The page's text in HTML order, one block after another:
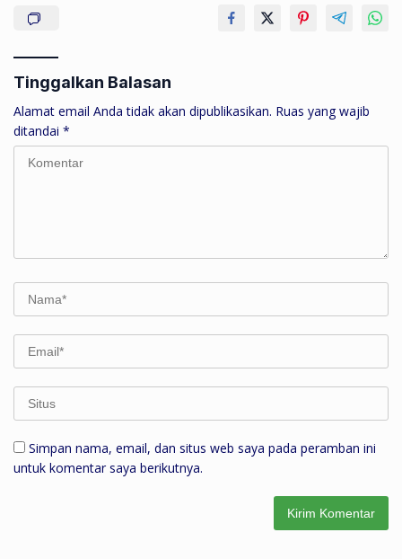
Tinggalkan Balasan
Alamat email Anda tidak akan dipublikasikan. Ruas yang wajib
ditandai *
Simpan nama, email, dan situs web saya pada peramban ini
untuk komentar saya berikutnya.